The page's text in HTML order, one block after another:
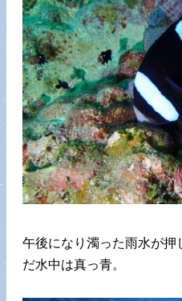
午後になり濁った雨水が押
だ水中は真っ青。